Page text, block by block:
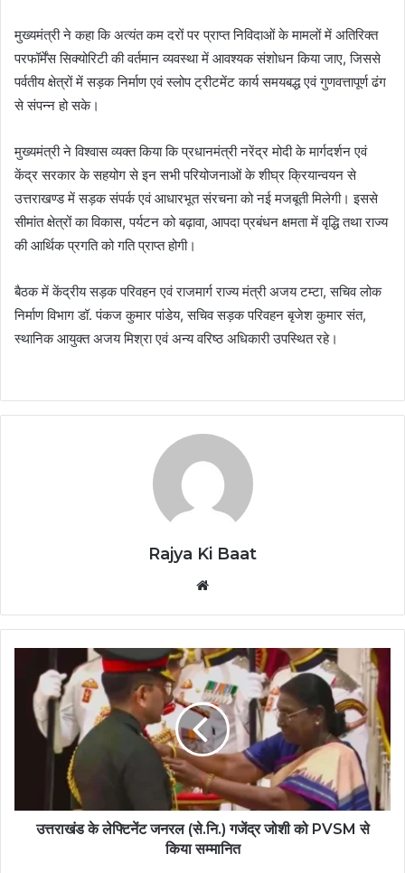
मुख्यमंत्री ने कहा कि अत्यंत कम दरों पर प्राप्त निविदाओं के मामलों में अतिरिक्त
परफॉर्मेंस सिक्योरिटी की वर्तमान व्यवस्था में आवश्यक संशोधन किया जाए, जिससे
पर्वतीय क्षेत्रों में सड़क निर्माण एवं स्लोप ट्रीटमेंट कार्य समयबद्ध एवं गुणवत्तापूर्ण ढंग
से संपन्न हो सके।
मुख्यमंत्री ने विश्वास व्यक्त किया कि प्रधानमंत्री नरेंद्र मोदी के मार्गदर्शन एवं
केंद्र सरकार के सहयोग से इन सभी परियोजनाओं के शीघ्र क्रियान्वयन से
उत्तराखण्ड में सड़क संपर्क एवं आधारभूत संरचना को नई मजबूती मिलेगी। इससे
सीमांत क्षेत्रों का विकास, पर्यटन को बढ़ावा, आपदा प्रबंधन क्षमता में वृद्धि तथा राज्य
की आर्थिक प्रगति को गति प्राप्त होगी।
बैठक में केंद्रीय सड़क परिवहन एवं राजमार्ग राज्य मंत्री अजय टम्टा, सचिव लोक
निर्माण विभाग डॉ. पंकज कुमार पांडेय, सचिव सड़क परिवहन बृजेश कुमार संत,
स्थानिक आयुक्त अजय मिश्रा एवं अन्य वरिष्ठ अधिकारी उपस्थित रहे।
Rajya Ki Baat
उत्तराखंड के लेफ्टिनेंट जनरल (से.नि.) गजेंद्र जोशी को PVSM से
किया सम्मानित